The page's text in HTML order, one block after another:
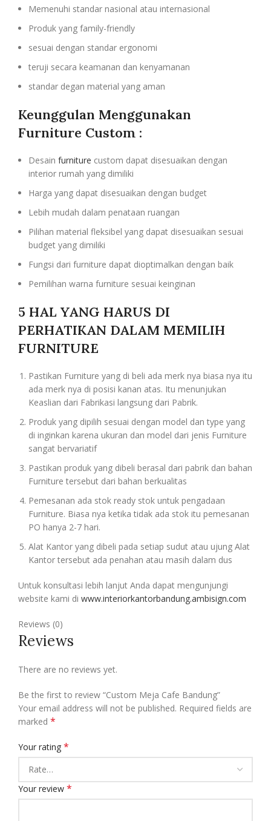
Memenuhi standar nasional atau internasional
Produk yang family-friendly
sesuai dengan standar ergonomi
teruji secara keamanan dan kenyamanan
standar degan material yang aman
Keunggulan Menggunakan
Furniture Custom :
Desain furniture custom dapat disesuaikan dengan
interior rumah yang dimiliki
Harga yang dapat disesuaikan dengan budget
Lebih mudah dalam penataan ruangan
Pilihan material fleksibel yang dapat disesuaikan sesuai
budget yang dimiliki
Fungsi dari furniture dapat dioptimalkan dengan baik
Pemilihan warna furniture sesuai keinginan
5 HAL YANG HARUS DI
PERHATIKAN DALAM MEMILIH
FURNITURE
Pastikan Furniture yang di beli ada merk nya biasa nya itu
ada merk nya di posisi kanan atas. Itu menunjukan
Keaslian dari Fabrikasi langsung dari Pabrik.
Produk yang dipilih sesuai dengan model dan type yang
di inginkan karena ukuran dan model dari jenis Furniture
sangat bervariatif
Pastikan produk yang dibeli berasal dari pabrik dan bahan
Furniture tersebut dari bahan berkualitas
Pemesanan ada stok ready stok untuk pengadaan
Furniture. Biasa nya ketika tidak ada stok itu pemesanan
PO hanya 2-7 hari.
Alat Kantor yang dibeli pada setiap sudut atau ujung Alat
Kantor tersebut ada penahan atau masih dalam dus
Untuk konsultasi lebih lanjut Anda dapat mengunjungi
website kami di www.interiorkantorbandung.ambisign.com
Reviews (0)
Reviews
There are no reviews yet.
Be the first to review “Custom Meja Cafe Bandung”
Your email address will not be published. Required fields are
marked *
Your rating *
Your review *